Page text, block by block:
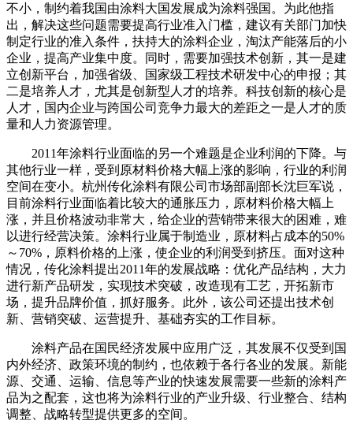
不小，制约着我国由涂料大国发展成为涂料强国。为此他指
出，解决这些问题需要提高行业准入门槛，建议有关部门加快
制定行业的准入条件，扶持大的涂料企业，淘汰产能落后的小
企业，提高产业集中度。同时，需要加强技术创新，其一是建
立创新平台，加强省级、国家级工程技术研发中心的申报；其
二是培养人才，尤其是创新型人才的培养。科技创新的核心是
人才，国内企业与跨国公司竞争力最大的差距之一是人才的质
量和人力资源管理。
2011年涂料行业面临的另一个难题是企业利润的下降。与
其他行业一样，受到原材料价格大幅上涨的影响，行业的利润
空间在变小。杭州传化涂料有限公司市场部副部长沈巨军说，
目前涂料行业面临着比较大的通胀压力，原材料价格大幅上
涨，并且价格波动非常大，给企业的营销带来很大的困难，难
以进行经营决策。涂料行业属于制造业，原材料占成本的50%
～70%，原料价格的上涨，使企业的利润受到挤压。面对这种
情况，传化涂料提出2011年的发展战略：优化产品结构，大力
进行新产品研发，实现技术突破，改造现有工艺，开拓新市
场，提升品牌价值，抓好服务。此外，该公司还提出技术创
新、营销突破、运营提升、基础夯实的工作目标。
涂料产品在国民经济发展中应用广泛，其发展不仅受到国
内外经济、政策环境的制约，也依赖于各行各业的发展。新能
源、交通、运输、信息等产业的快速发展需要一些新的涂料产
品为之配套，这也将为涂料行业的产业升级、行业整合、结构
调整、战略转型提供更多的空间。